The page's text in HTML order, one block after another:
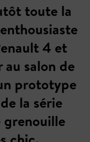
toute la
4 et
salon de
prototype
la série
grenouille